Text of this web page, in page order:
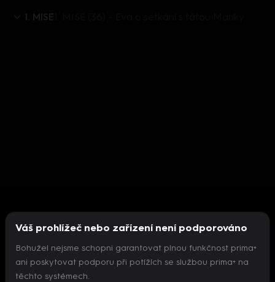
1. MISE
Nepodařilo se inicializovat přehrávač
Váš prohlížeč nebo zařízení není podporováno
Bohužel nejsme schopni garantovat plnou funkčnost prima+
ani poskytovat podporu při potížích se službou prima+ na
těchto systémech.